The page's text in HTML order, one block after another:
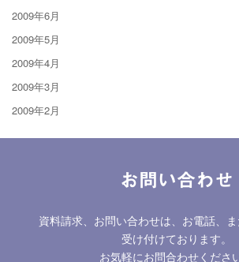
2009年6月
2009年5月
2009年4月
2009年3月
2009年2月
お問い合わせ
資料請求、お問い合わせは、お電話、
受け付けております。
お気軽にお問合わせください